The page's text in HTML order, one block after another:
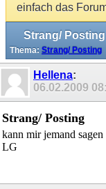
einfach das
Strang/ Posting
Thema: Strang/ Posting
Hellena:
06.02.2009
Strang/ Posting
kann mir jemand
LG